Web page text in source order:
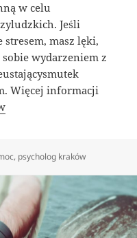
w celu
Jeśli
stresem, masz lęki,
wydarzeniem z
Więcej informacji
, psycholog kraków